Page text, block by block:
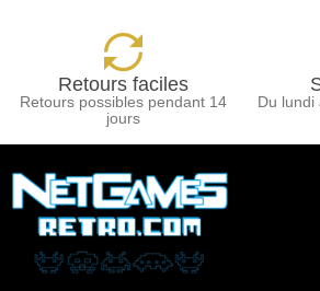
Retours faciles
Retours possibles pendant 14
jours
Du lundi